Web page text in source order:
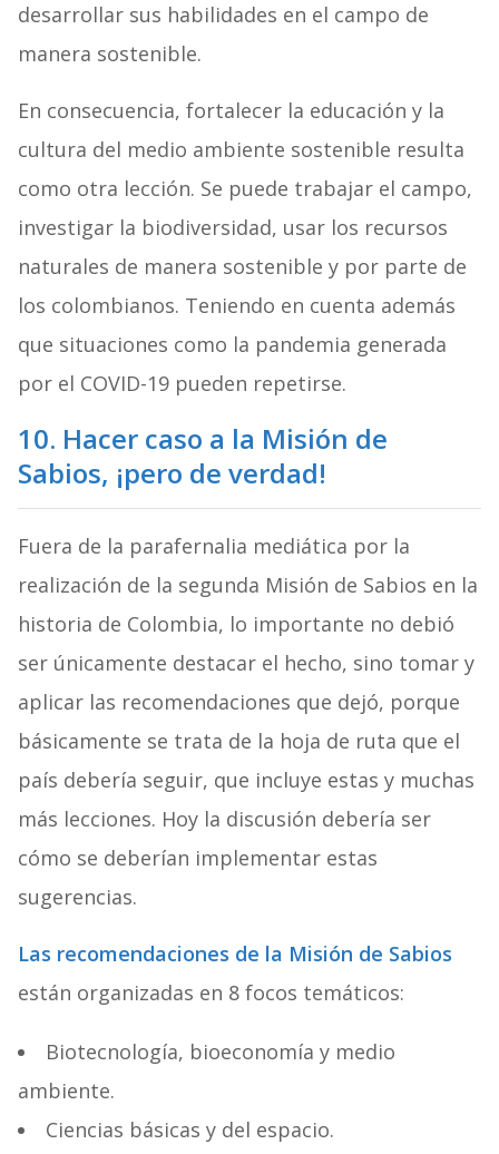
desarrollar sus habilidades en el campo de
manera sostenible.
En consecuencia, fortalecer la educación y la
cultura del medio ambiente sostenible resulta
como otra lección. Se puede trabajar el campo,
investigar la biodiversidad, usar los recursos
naturales de manera sostenible y por parte de
los colombianos. Teniendo en cuenta además
que situaciones como la pandemia generada
por el COVID-19 pueden repetirse.
10. Hacer caso a la Misión de
Sabios, ¡pero de verdad!
Fuera de la parafernalia mediática por la
realización de la segunda Misión de Sabios en la
historia de Colombia, lo importante no debió
ser únicamente destacar el hecho, sino tomar y
aplicar las recomendaciones que dejó, porque
básicamente se trata de la hoja de ruta que el
país debería seguir, que incluye estas y muchas
más lecciones. Hoy la discusión debería ser
cómo se deberían implementar estas
sugerencias.
Las recomendaciones de la Misión de Sabios
están organizadas en 8 focos temáticos:
Biotecnología, bioeconomía y medio
ambiente.
Ciencias básicas y del espacio.